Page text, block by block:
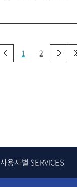
1 2
사용자별 SERVICES